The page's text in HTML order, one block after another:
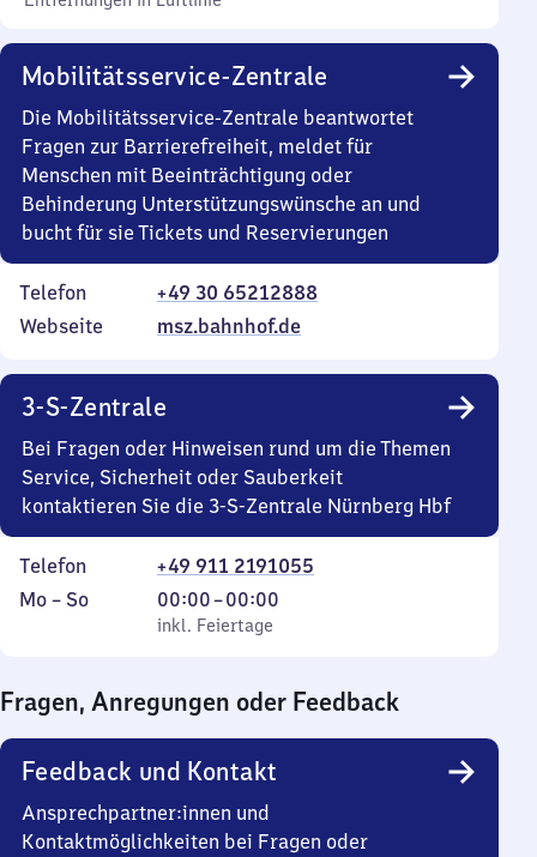
Mobilitätsservice-Zentrale
Die Mobilitätsservice-Zentrale beantwortet
Fragen zur Barrierefreiheit, meldet für
Menschen mit Beeinträchtigung oder
Behinderung Unterstützungswünsche an und
bucht für sie Tickets und Reservierungen
Telefon
+49 30 65212888
Webseite
msz.bahnhof.de
3-S-Zentrale
Bei Fragen oder Hinweisen rund um die Themen
Service, Sicherheit oder Sauberkeit
kontaktieren Sie die 3-S-Zentrale Nürnberg Hbf
Telefon
+49 911 2191055
Montag
Mo – So,
inkl. Feiertage
00:00–00:00
Von
0
0
Uhr
inkl. Feiertage
Fragen, Anregungen oder Feedback
Feedback und Kontakt
Ansprechpartner:innen und
Kontaktmöglichkeiten bei Fragen oder